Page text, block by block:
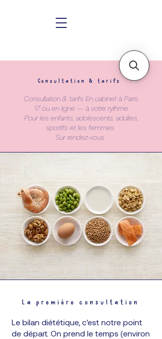
Consultation & tarifs
Consultation & tarifs En cabinet à Paris
17 ou en ligne — à votre rythme
Pour les enfants, adolescents, adultes,
sportifs et les femmes
Sur rendez-vous
La première consultation
Le bilan diététique, c'est notre point
de départ. On prend le temps (environ